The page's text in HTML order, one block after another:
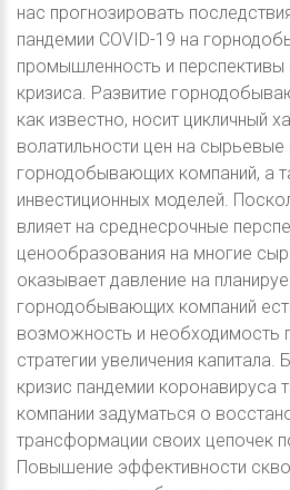
нас прогнозировать
пандемии COVID-19 на
промышленность и перспективы
кризиса. Развитие
как известно, носит цикличный
волатильности цен на сырьевые
горнодобывающих компаний, а
инвестиционных моделей.
влияет на среднесрочные
ценообразования на многие
оказывает давление на
горнодобывающих компаний
возможность и необходимость
стратегии увеличения капитала.
кризис пандемии коронавируса
компании задуматься о
трансформации своих цепочек
Повышение эффективности